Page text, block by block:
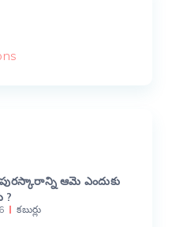
ఆమె ఎందుకు
?
కబుర్లు